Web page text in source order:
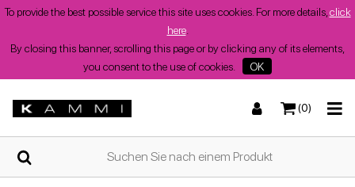
To provide the best possible service this site uses cookies. For more details, click
here.
By closing this banner, scrolling this page or by clicking any of its elements,
you consent to the use of cookies.
OK
(0)
ZUHAUSE
WER
WIR
TurnschuheNiedrige Sandalen
TurnschuheStiefel und Stiefeletten